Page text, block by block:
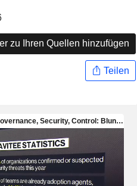
zu Ihren Quellen hinzufügen
Teilen